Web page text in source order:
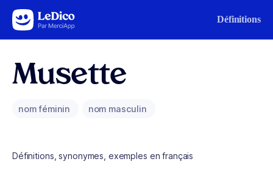
Aller au contenu Définitions
Musette
nom féminin nom masculin
Définitions, synonymes, exemples en français